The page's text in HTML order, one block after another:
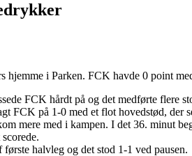
hjemme i Parken. FCK havde 0 point
FCK hårdt på og det medførte flere
FCK på 1-0 med et flot hovedstød, der
mere med i kampen. I det 36. minut
halvleg og det stod 1-1 ved pausen.